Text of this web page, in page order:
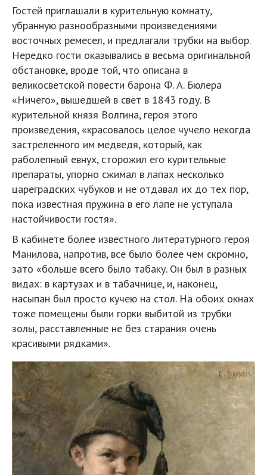
Гостей приглашали в курительную комнату,
убранную разнообразными произведениями
восточных ремесел, и предлагали трубки на выбор.
Нередко гости оказывались в весьма оригинальной
обстановке, вроде той, что описана в
великосветской повести барона Ф. А. Бюлера
«Ничего», вышедшей в свет в 1843 году. В
курительной князя Волгина, героя этого
произведения, «красовалось целое чучело некогда
застреленного им медведя, который, как
раболепный евнух, сторожил его курительные
препараты, упорно сжимал в лапах несколько
цареградских чубуков и не отдавал их до тех пор,
пока известная пружина в его лапе не уступала
настойчивости гостя».
В кабинете более известного литературного героя
Манилова, напротив, все было более чем скромно,
зато «больше всего было табаку. Он был в разных
видах: в картузах и в табачнице, и, наконец,
насыпан был просто кучею на стол. На обоих окнах
тоже помещены были горки выбитой из трубки
золы, расставленные не без старания очень
красивыми рядками».